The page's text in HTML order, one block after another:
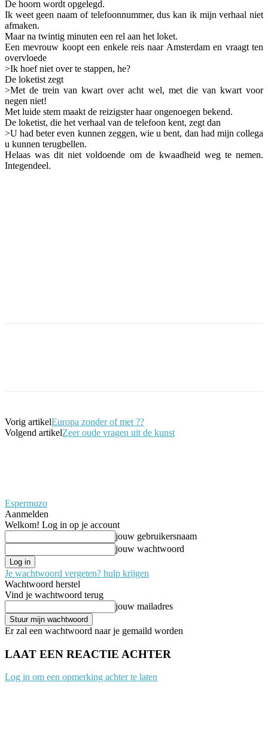
De hoorn wordt opgelegd.
Ik weet geen naam of telefoonnummer, dus kan ik mijn verhaal niet
afmaken.
Maar na twintig minuten een rel aan het loket.
Een mevrouw koopt een enkele reis naar Amsterdam en vraagt ten
overvloede
>Ik hoef niet over te stappen, he?
De loketist zegt
>Met de trein van kwart over acht wel, met die van kwart voor
negen niet!
Met luide stem maakt de reizigster haar ongenoegen bekend.
De loketist, die het verhaal van de telefoon kent, zegt dan
>U had beter even kunnen zeggen, wie u bent, dan had mijn collega
u kunnen terugbellen.
Helaas was dit niet voldoende om de kwaadheid weg te nemen.
Integendeel.
Vorig artikelEuropa zonder of met ??
Volgend artikelZeer oude vragen uit de kunst
Espermuzo
Aanmelden
Welkom! Log in op je account
jouw gebruikersnaam
jouw wachtwoord
Je wachtwoord vergeten? hulp krijgen
Wachtwoord herstel
Vind je wachtwoord terug
jouw mailadres
Er zal een wachtwoord naar je gemaild worden
LAAT EEN REACTIE ACHTER
Log in om een opmerking achter te laten